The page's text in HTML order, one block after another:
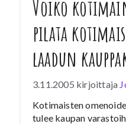
Voiko
pilata
laadun
3.11.2005 kirjoittaja
Kotimaisten
tulee kaupan